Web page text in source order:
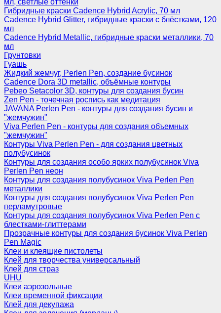
мл, светлые оттенки
Гибридные краски Cadence Hybrid Acrylic, 70 мл
Cadence Hybrid Glitter, гибридные краски с блёстками, 120
мл
Cadence Hybrid Metallic, гибридные краски металлики, 70
мл
Грунтовки
Гуашь
Жидкий жемчуг, Perlen Pen, создание бусинок
Cadence Dora 3D metallic, объёмные контуры
Pebeo Setacolor 3D, контуры для создания бусин
Zen Pen - точечная роспись как медитация
JAVANA Perlen Pen - контуры для создания бусин и
"жемчужин"
Viva Perlen Pen - контуры для создания объемных
"жемчужин"
Контуры Viva Perlen Pen - для создания цветных
полубусинок
Контуры для создания особо ярких полубусинок Viva
Perlen Pen неон
Контуры для создания полубусинок Viva Perlen Pen
металлики
Контуры для создания полубусинок Viva Perlen Pen
перламутровые
Контуры для создания полубусинок Viva Perlen Pen с
блестками-глиттерами
Прозрачные контуры для создания бусинок Viva Perlen
Pen Magic
Клеи и клеящие пистолеты
Клей для творчества универсальный
Клей для страз
UHU
Клеи аэрозольные
Клеи временной фиксации
Клей для декупажа